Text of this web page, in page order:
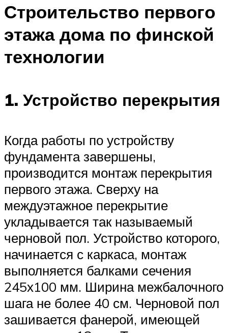
Строительство первого
этажа дома по финской
технологии
1. Устройство перекрытия
Когда работы по устройству
фундамента завершены,
производится монтаж перекрытия
первого этажа. Сверху на
междуэтажное перекрытие
укладывается так называемый
черновой пол. Устройство которого,
начинается с каркаса, монтаж
выполняется балками сечения
245х100 мм. Ширина межбалочного
шага не более 40 см. Черновой пол
зашивается фанерой, имеющей